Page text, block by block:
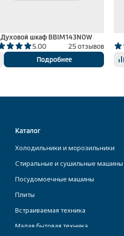
Духовой шкаф BBIM143N0W
5.00
25 отзывов
Подробнее
Каталог
Холодильники и морозильники
Стиральные и сушильные машины
Посудомоечные машины
Плиты
Встраиваемая техника
Малая бытовая техника